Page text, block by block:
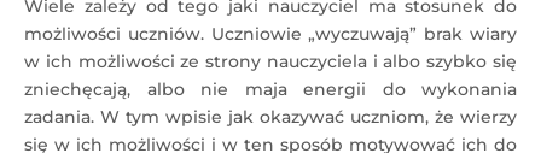
Wiele zależy od tego jaki nauczyciel ma stosunek do
możliwości uczniów. Uczniowie „wyczuwają” brak wiary
w ich możliwości ze strony nauczyciela i albo szybko się
zniechęcają, albo nie maja energii do wykonania
zadania. W tym wpisie jak okazywać uczniom, że wierzy
się w ich możliwości i w ten sposób motywować ich do